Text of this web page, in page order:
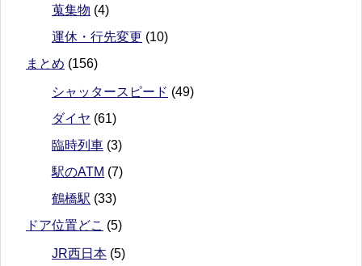
蒐集物 (4)
運休・行先変更 (10)
まとめ (156)
シャッタースピード (49)
ダイヤ (61)
臨時列車 (3)
駅のATM (7)
鶴橋駅 (33)
ドア位置どこ (5)
JR西日本 (5)